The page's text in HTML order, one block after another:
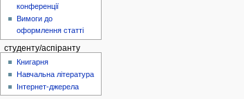
конференції
Вимоги до
оформлення статті
студенту/аспіранту
Книгарня
Навчальна література
Інтернет-джерела